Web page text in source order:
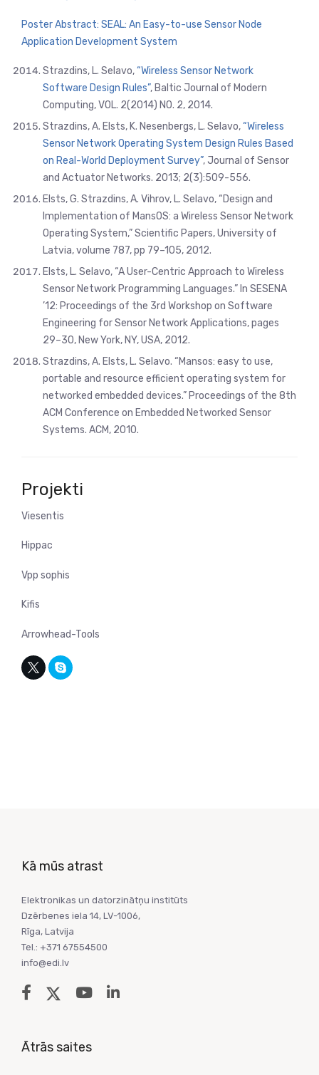
Poster Abstract: SEAL: An Easy-to-use Sensor Node
Application Development System
Strazdins, L. Selavo,“Wireless Sensor Network
Software Design Rules”, Baltic Journal of Modern
Computing, VOL. 2(2014) NO. 2, 2014.
Strazdins, A. Elsts, K. Nesenbergs, L. Selavo,“Wireless
Sensor Network Operating System Design Rules Based
on Real-World Deployment Survey”, Journal of Sensor
and Actuator Networks. 2013; 2(3):509-556.
Elsts, G. Strazdins, A. Vihrov, L. Selavo, “Design and
Implementation of MansOS: a Wireless Sensor Network
Operating System,” Scientific Papers, University of
Latvia, volume 787, pp 79–105, 2012.
Elsts, L. Selavo, “A User-Centric Approach to Wireless
Sensor Network Programming Languages.” In SESENA
’12: Proceedings of the 3rd Workshop on Software
Engineering for Sensor Network Applications, pages
29–30, New York, NY, USA, 2012.
Strazdins, A. Elsts, L. Selavo. “Mansos: easy to use,
portable and resource efficient operating system for
networked embedded devices.” Proceedings of the 8th
ACM Conference on Embedded Networked Sensor
Systems. ACM, 2010.
Projekti
Viesentis
Hippac
Vpp sophis
Kifis
Arrowhead-Tools
Kā mūs atrast
Elektronikas un datorzinātņu institūts
Dzērbenes iela 14, LV-1006,
Rīga, Latvija
Tel.: +371 67554500
info@edi.lv
Ātrās saites